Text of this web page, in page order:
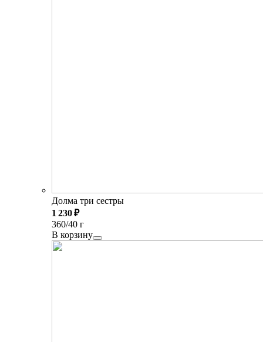
Долма три сестры
1 230 ₽
360/40 г
В корзину